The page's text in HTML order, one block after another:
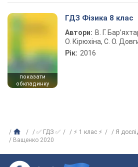
показати
обкладинку
ГДЗ Фізика 8 клас
Автори: В. Г.
О. Кірюхіна, С. О.
Рік: 2016
✅ ГДЗ ✅ ⚡ 1 клас ⚡
Я
Ващенко 2020